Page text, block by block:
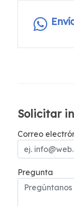
Solicitar
Correo
Pregunta